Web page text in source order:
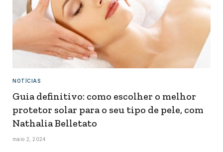
NOTÍCIAS
Guia definitivo: como escolher o melhor
protetor solar para o seu tipo de pele, com
Nathalia Belletato
maio 2, 2024